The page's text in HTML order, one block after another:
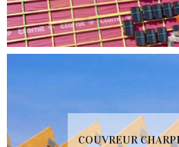
COUVREUR